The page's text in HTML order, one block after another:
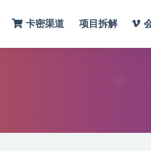
卡密渠道 项目拆解